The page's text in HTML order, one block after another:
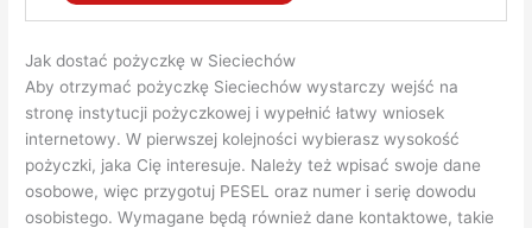
Jak dostać pożyczkę w Sieciechów
Aby otrzymać pożyczkę Sieciechów wystarczy wejść na
stronę instytucji pożyczkowej i wypełnić łatwy wniosek
internetowy. W pierwszej kolejności wybierasz wysokość
pożyczki, jaka Cię interesuje. Należy też wpisać swoje dane
osobowe, więc przygotuj PESEL oraz numer i serię dowodu
osobistego. Wymagane będą również dane kontaktowe, takie